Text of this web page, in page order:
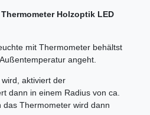
Holzoptik LED
mit Thermometer behältst
angeht.
aktiviert der
dann in einem Radius von ca.
das Thermometer wird dann